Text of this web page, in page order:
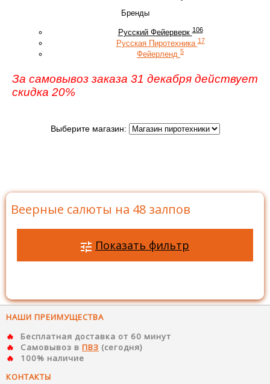
Бренды
Русский Фейерверк 106
Русская Пиротехника 17
Фейерленд 5
За самовывоз заказа 31 декабря действует
скидка 20%
Выберите магазин:
Веерные салюты на 48 залпов
Показать фильтр
НАШИ ПРЕИМУЩЕСТВА
Бесплатная доставка от 60 минут
Самовывоз в ПВЗ (сегодня)
100% наличие
КОНТАКТЫ